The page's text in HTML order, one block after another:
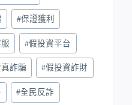
#保證獲利
#假投資平台
詐騙 #假投資詐財
#全民反詐